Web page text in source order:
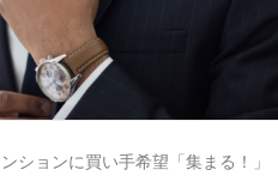
ションに買い手希望「集まる！」